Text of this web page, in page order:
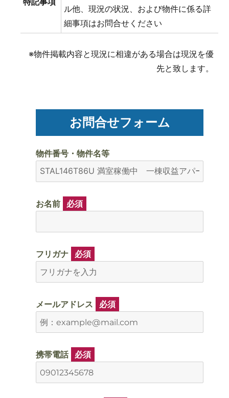
ル他、現況の状況、および物件に係る詳
細事項はお問合せください
※物件掲載内容と現況に相違がある場合は現況を優
先と致します。
お問合せフォーム
物件番号・物件名等
お名前 必須
フリガナ 必須
メールアドレス 必須
携帯電話 必須